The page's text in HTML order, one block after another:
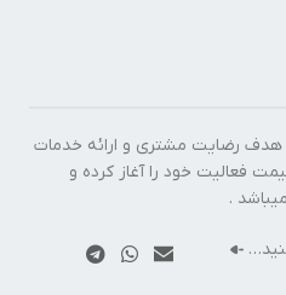
با هدف رضایت مشتری و ارائه خدمات
فعالیت خود را آغاز کرده و
.